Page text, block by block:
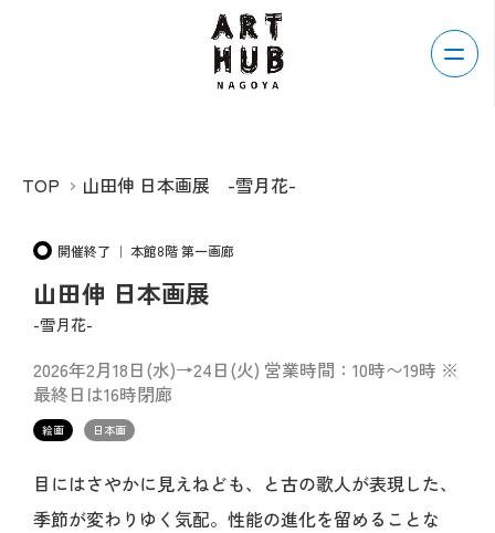
TOP 山田伸 日本画展 -雪月花-
開催終了 ｜ 本館8階 第一画廊
山田伸 日本画展
-雪月花-
2026年2月18日(水)→24日(火) 営業時間：10時〜19時 ※
最終日は16時閉廊
絵画 日本画
目にはさやかに見えねども、と古の歌人が表現した、
季節が変わりゆく気配。性能の進化を留めることな